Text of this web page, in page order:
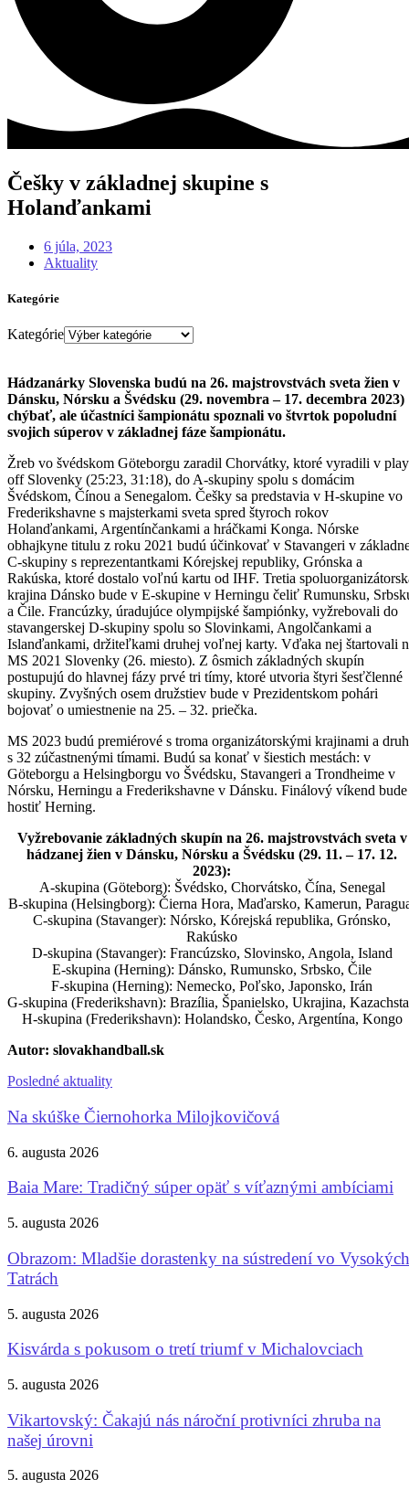
Češky v základnej skupine s
Holanďankami
6 júla, 2023
Aktuality
Kategórie
Kategórie
Hádzanárky Slovenska budú na 26. majstrovstvách sveta žien v
Dánsku, Nórsku a Švédsku (29. novembra – 17. decembra 2023)
chýbať, ale účastníci šampionátu spoznali vo štvrtok popoludní
svojich súperov v základnej fáze šampionátu.
Žreb vo švédskom Göteborgu zaradil Chorvátky, ktoré vyradili v
off Slovenky (25:23, 31:18), do A-skupiny spolu s domácim
Švédskom, Čínou a Senegalom. Češky sa predstavia v H-skupine vo
Frederikshavne s majsterkami sveta spred štyroch rokov
Holanďankami, Argentínčankami a hráčkami Konga. Nórske
obhajkyne titulu z roku 2021 budú účinkovať v Stavangeri v
C-skupiny s reprezentantkami Kórejskej republiky, Grónska a
Rakúska, ktoré dostalo voľnú kartu od IHF. Tretia
krajina Dánsko bude v E-skupine v Herningu čeliť Rumunsku,
a Čile. Francúzky, úradujúce olympijské šampiónky, vyžrebovali do
stavangerskej D-skupiny spolu so Slovinkami, Angolčankami a
Islanďankami, držiteľkami druhej voľnej karty. Vďaka nej štartovali
MS 2021 Slovenky (26. miesto). Z ôsmich základných skupín
postupujú do hlavnej fázy prvé tri tímy, ktoré utvoria štyri šesťčlenné
skupiny. Zvyšných osem družstiev bude v Prezidentskom pohári
bojovať o umiestnenie na 25. – 32. priečka.
MS 2023 budú premiérové s troma organizátorskými krajinami a
s 32 zúčastnenými tímami. Budú sa konať v šiestich mestách: v
Göteborgu a Helsingborgu vo Švédsku, Stavangeri a Trondheime v
Nórsku, Herningu a Frederikshavne v Dánsku. Finálový víkend bude
hostiť Herning.
Vyžrebovanie základných skupín na 26. majstrovstvách sveta v
hádzanej žien v Dánsku, Nórsku a Švédsku (29. 11. – 17. 12.
2023):
A-skupina (Göteborg): Švédsko, Chorvátsko, Čína, Senegal
B-skupina (Helsingborg): Čierna Hora, Maďarsko, Kamerun,
C-skupina (Stavanger): Nórsko, Kórejská republika, Grónsko,
Rakúsko
D-skupina (Stavanger): Francúzsko, Slovinsko, Angola, Island
E-skupina (Herning): Dánsko, Rumunsko, Srbsko, Čile
F-skupina (Herning): Nemecko, Poľsko, Japonsko, Irán
G-skupina (Frederikshavn): Brazília, Španielsko, Ukrajina,
H-skupina (Frederikshavn): Holandsko, Česko, Argentína, Kongo
Autor: slovakhandball.sk
Posledné aktuality
Na skúške Čiernohorka Milojkovičová
6. augusta 2026
Baia Mare: Tradičný súper opäť s víťaznými ambíciami
5. augusta 2026
Obrazom: Mladšie dorastenky na sústredení vo Vysokých
Tatrách
5. augusta 2026
Kisvárda s pokusom o tretí triumf v Michalovciach
5. augusta 2026
Vikartovský: Čakajú nás nároční protivníci zhruba na
našej úrovni
5. augusta 2026